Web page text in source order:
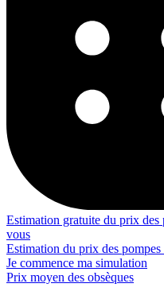
Estimation gratuite du prix des
vous
Estimation du prix des pompes
Je commence ma simulation
Prix moyen des obsèques